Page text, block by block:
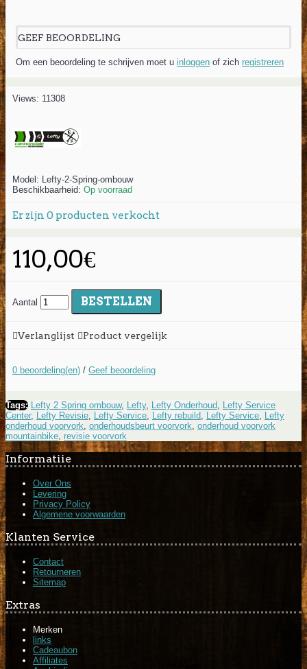
GEEF BEOORDELING
Om een beoordeling te schrijven moet u inloggen of zich registreren
Views: 11308
Model: Lefty-2-Spring-ombouw
Beschikbaarheid: Op voorraad
Er zijn 0 producten verkocht
110,00€
Aantal BESTELLEN
Verlanglijst Product vergelijk
0 beoordeling(en) / Geef beoordeling
Tags: Lefty 2 Spring ombouw, Lefty, Lefty Onderhoud Lefty Service
Center, Lefty Revisie Lefty Service Lefty rebuild Lefty Service Lefty
onderhoud voorvork onderhoudsbeurt voorvork onderhoud voorvork
mountainbike revisie voorvork
Informatiie
Over Ons
Levering
Privacy Policy
Algemene voorwaarden
Klanten Service
Contact
Retourneren
Sitemap
Extras
Merken
links
Cadeaubon
Affiliates